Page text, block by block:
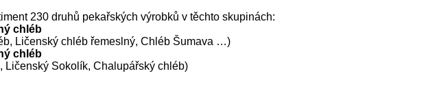
230 druhů pekařských výrobků v těchto skupinách:
chléb
Ličenský chléb řemeslný, Chléb Šumava …)
chléb
Ličenský Sokolík, Chalupářský chléb)